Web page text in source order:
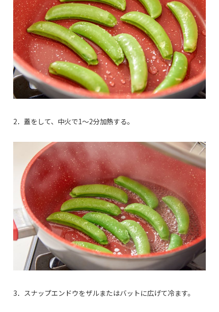
2．蓋をして、中火で1〜2分加熱する。
3．スナップエンドウをザルまたはバットに広げて冷ます。